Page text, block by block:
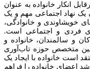
انکار خانواده به عنوان
یک نهاد اجتماعی مهم و یک
خویشاوندی و خانوادگی،
فردی و اجتماعی است.
و سالمندان، خانواده و
متخصص حوزه تاب‌آوری
کرد که معتقد است خانواده با ایجاد یک
اعضای خانواده را فراهم